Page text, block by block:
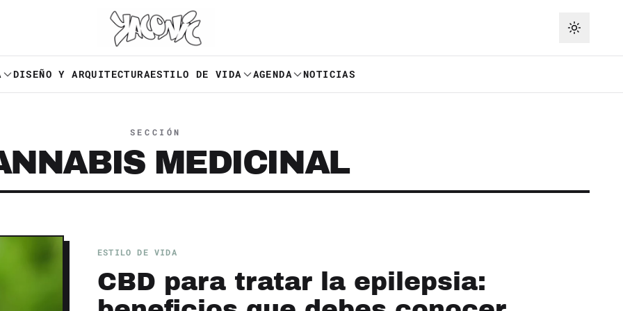
DISEÑO Y ARQUITECTURAESTILO DE VIDA AGENDA NOTICIAS
SECCIÓN
MEDICINAL
ESTILO DE VIDA
CBD para tratar la epilepsia: